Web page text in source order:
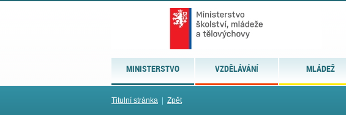
MINISTERSTVO VZDĚLÁVÁNÍ MLÁDEŽ
Titulní stránka Zpět